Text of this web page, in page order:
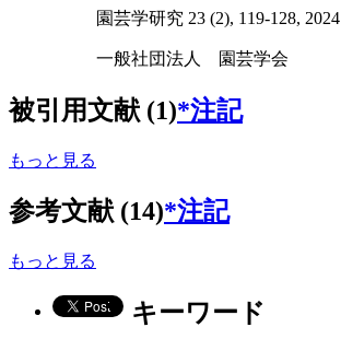
園芸学研究 23 (2), 119-128, 2024
一般社団法人 園芸学会
被引用文献 (1)*注記
もっと見る
参考文献 (14)*注記
もっと見る
キーワード